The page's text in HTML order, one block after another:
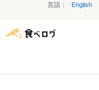
言語： English